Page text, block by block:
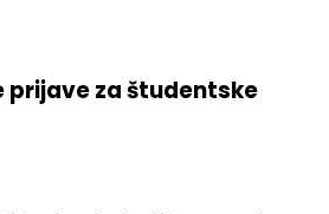
prijave za študentske